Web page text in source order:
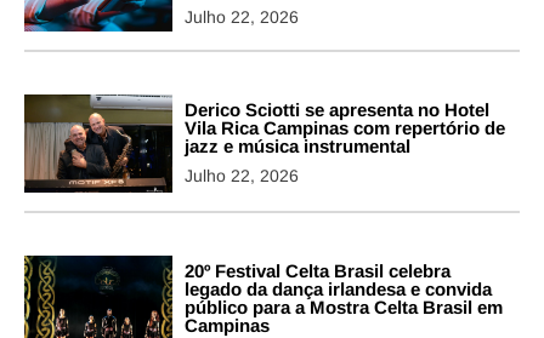
Julho 22, 2026
Derico Sciotti se apresenta no Hotel
Vila Rica Campinas com repertório de
jazz e música instrumental
Julho 22, 2026
20º Festival Celta Brasil celebra
legado da dança irlandesa e convida
público para a Mostra Celta Brasil em
Campinas